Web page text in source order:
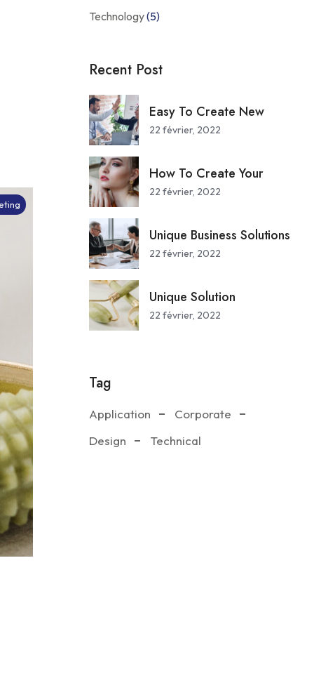
Technology(5)
Recent Post
Easy To Create New
22 février, 2022
How To Create Your
22 février, 2022
Unique Business Solutions
22 février, 2022
Unique Solution
22 février, 2022
Tag
Application
Corporate
Design
Technical